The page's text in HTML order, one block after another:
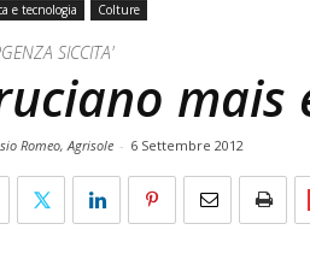
e tecnologia Colture
SICCITA'
mais
Romeo, Agrisole - 6 Settembre 2012